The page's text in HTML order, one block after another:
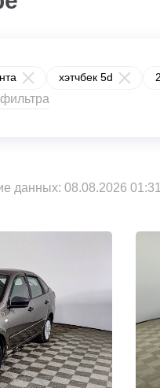
хэтчбек 5d
данных: 08.08.2026